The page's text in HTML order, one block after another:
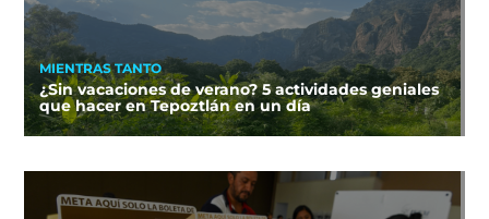
MIENTRAS TANTO
¿Sin vacaciones de verano? 5 actividades geniales
que hacer en Tepoztlán en un día